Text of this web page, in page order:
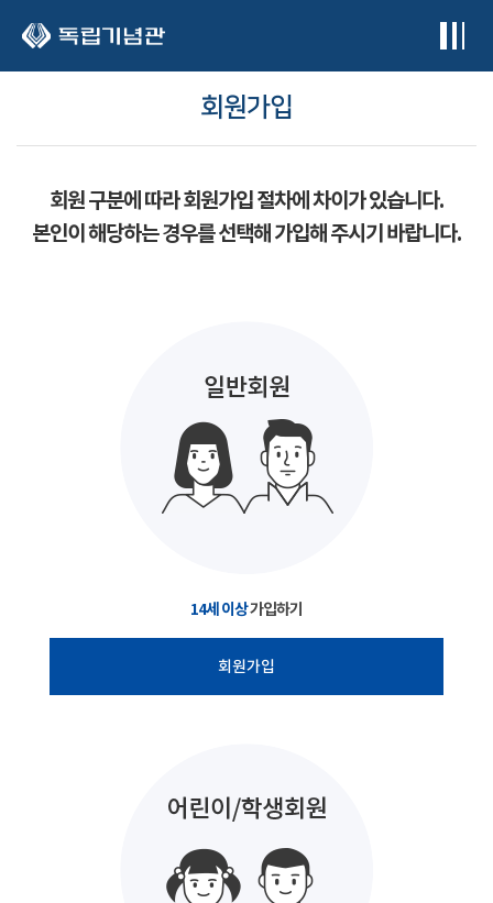
회원가입
회원 구분에 따라 회원가입 절차에 차이가 있습니다.
본인이 해당하는 경우를 선택해 가입해 주시기 바랍니다.
14세 이상가입하기
회원가입